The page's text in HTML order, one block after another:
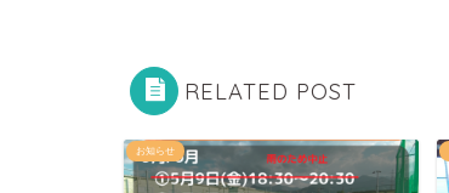
RELATED POST
お知らせ